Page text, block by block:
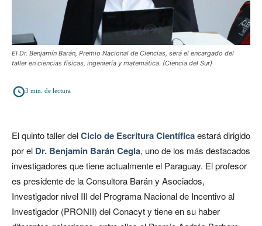
El Dr. Benjamín Barán, Premio Nacional de Ciencias, será el encargado del
taller en ciencias físicas, ingeniería y matemática. (Ciencia del Sur)
3 min. de lectura
El quinto taller delCiclo de Escritura Científicaestará dirigido
por el Dr. Benjamín Barán Cegla, uno de los más destacados
investigadores que tiene actualmente el Paraguay. El profesor
es presidente de la Consultora Barán y Asociados,
Investigador nivel III del Programa Nacional de Incentivo al
Investigador (PRONII) del Conacyt y tiene en su haber